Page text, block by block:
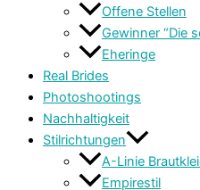
Offene Stellen
Gewinner “Die
Eheringe
Real Brides
Photoshootings
Nachhaltigkeit
Stilrichtungen
A-Linie
Empirestil